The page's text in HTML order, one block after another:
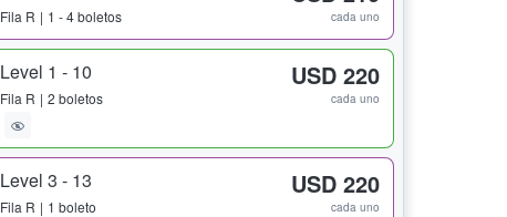
Fila R 1 - 4 boletos cada uno
Level 1 - 10
Fila R 2 boletos
USD 220
cada uno
Level 3 - 13
Fila R 1 boleto
USD 220
cada uno